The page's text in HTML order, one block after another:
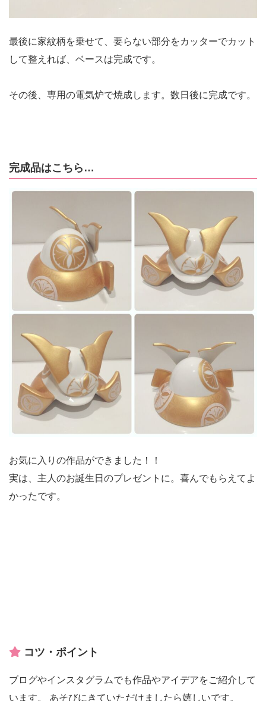
最後に家紋柄を乗せて、要らない部分をカッターでカット
して整えれば、ベースは完成です。
その後、専用の電気炉で焼成します。数日後に完成です。
完成品はこちら…
お気に入りの作品ができました！！
実は、主人のお誕生日のプレゼントに。喜んでもらえてよ
かったです。
コツ・ポイント
ブログやインスタグラムでも作品やアイデアをご紹介して
います。 あそびにきていただけましたら嬉しいです。